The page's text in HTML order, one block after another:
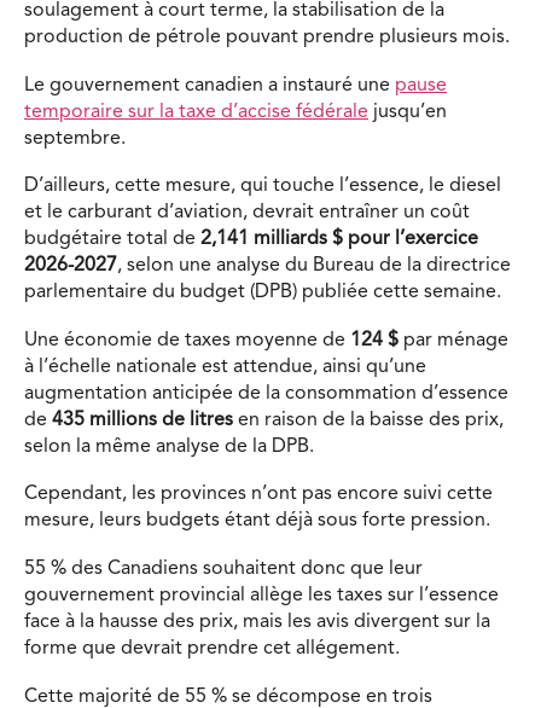
soulagement à court terme, la stabilisation de la
production de pétrole pouvant prendre plusieurs mois.
Le gouvernement canadien a instauré une pause
temporaire sur la taxe d’accise fédérale jusqu’en
septembre.
D’ailleurs, cette mesure, qui touche l’essence, le diesel
et le carburant d’aviation, devrait entraîner un coût
budgétaire total de 2,141 milliards $ pour l’exercice
2026-2027, selon une analyse du Bureau de la directrice
parlementaire du budget (DPB) publiée cette semaine.
Une économie de taxes moyenne de 124 $ par ménage
à l’échelle nationale est attendue, ainsi qu’une
augmentation anticipée de la consommation d’essence
de 435 millions de litres en raison de la baisse des prix,
selon la même analyse de la DPB.
Cependant, les provinces n’ont pas encore suivi cette
mesure, leurs budgets étant déjà sous forte pression.
55 % des Canadiens souhaitent donc que leur
gouvernement provincial allège les taxes sur l’essence
face à la hausse des prix, mais les avis divergent sur la
forme que devrait prendre cet allégement.
Cette majorité de 55 % se décompose en trois